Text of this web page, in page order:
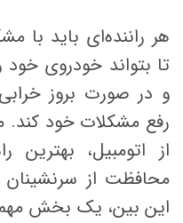
هر راننده‌ای باید با
تا بتواند خودروی خود
و در صورت بروز
رفع مشکلات خود کند.
از اتومبیل، بهترین
محافظت از سرنشینان
این بین، یک بخش مهم از